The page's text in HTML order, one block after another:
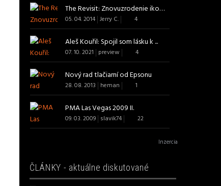
The Revisit: Znovuzrodenie ikon ...
05. 04. 2014 Jerry C. 4
Aleš Kouřil: Spojil som lásku k ...
07. 10. 2021 preview 4
Nový rad tlačiarní od Epsonu
28. 08. 2013 heman 1
PMA Las Vegas 2009 II.
09. 03. 2009 slavik74 22
Inzercia
ČLÁNKY - aktuálne diskutované